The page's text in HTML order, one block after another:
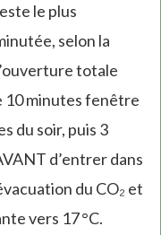
le plus
selon la
totale
10 minutes fenêtre
du soir, puis 3
d’entrer dans
du CO₂ et
vers 17 °C.